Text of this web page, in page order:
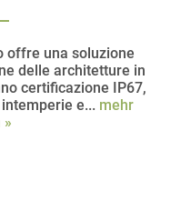
offre una soluzione
delle architetture in
certificazione IP67,
e... mehr